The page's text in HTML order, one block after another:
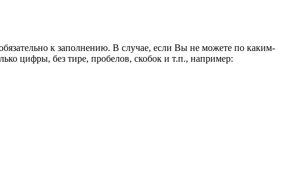
к заполнению. В случае, если Вы не можете по каким-
цифры, без тире, пробелов, скобок и т.п., например: